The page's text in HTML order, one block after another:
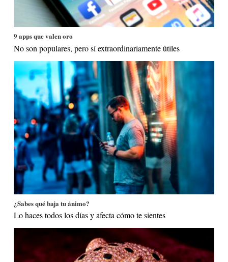
9 apps que valen oro
No son populares, pero sí extraordinariamente útiles
¿Sabes qué baja tu ánimo?
Lo haces todos los días y afecta cómo te sientes